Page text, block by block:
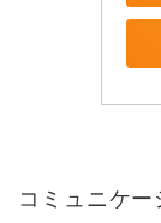
コミュニケ